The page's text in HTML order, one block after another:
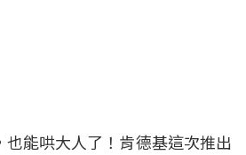
能哄大人了！肯德基這次推出